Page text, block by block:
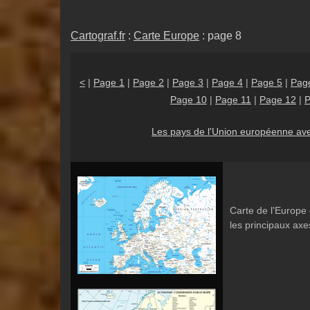
Cartograf.fr : Carte Europe : page 8
< | Page 1 | Page 2 | Page 3 | Page 4 | Page 5 |
Page 10 | Page 11 | Page 12 |
Les pays de l'Union européenne
Carte de
les principaux